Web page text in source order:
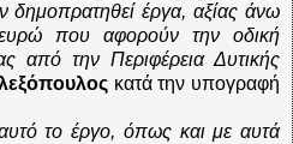
δημοπρατηθεί έργα, αξίας άνω
που αφορούν την οδική
από την Περιφέρεια Δυτικής
κατά την υπογραφή
το έργο, όπως και με αυτά